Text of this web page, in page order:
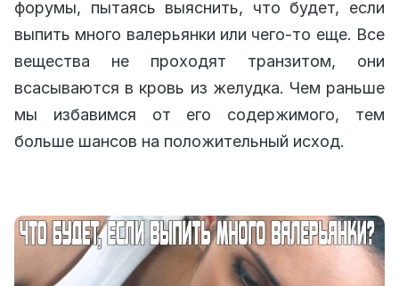
форумы, пытаясь выяснить, что будет, если
выпить много валерьянки или чего-то еще. Все
вещества не проходят транзитом, они
всасываются в кровь из желудка. Чем раньше
мы избавимся от его содержимого, тем
больше шансов на положительный исход.